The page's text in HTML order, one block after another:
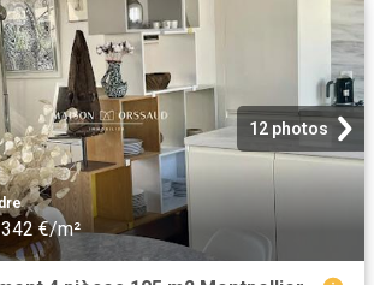
12 photos
€/m²